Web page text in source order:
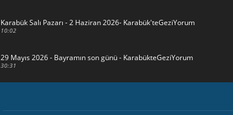
Karabük Salı Pazarı - 2 Haziran 2026- Karabük'teGeziYorum
10:02
29 Mayıs 2026 - Bayramın son günü - KarabükteGeziYorum
30:31